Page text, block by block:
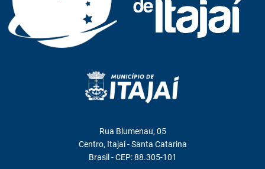
Rua Blumenau, 05
Centro, Itajaí - Santa Catarina
Brasil - CEP: 88.305-101